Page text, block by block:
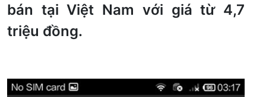
bán tại Việt Nam với giá từ 4,7
triệu đồng.